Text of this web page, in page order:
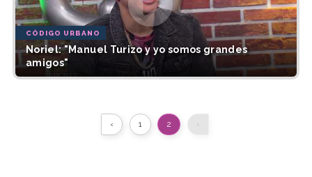
CÓDIGO URBANO
Noriel: "Manuel Turizo y yo somos grandes
amigos"
‹ 1 2 ›